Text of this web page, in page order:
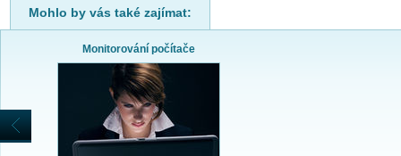
Mohlo by vás také zajímat:
Monitorování počítače